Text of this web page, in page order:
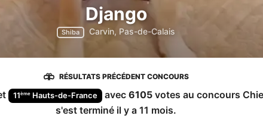
Django
Shiba Carvin, Pas-de-Calais
RÉSULTATS PRÉCÉDENT CONCOURS
11ème Hauts-de-France avec 6105 votes au concours
s'est terminé il y a 11 mois.